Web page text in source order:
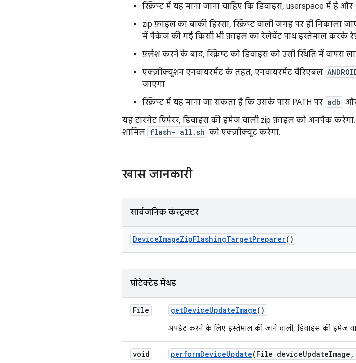
स्क्रिप्ट में यह माना जाना चाहिए कि डिवाइस, userspace में है और
zip फ़ाइल का बाकी हिस्सा, स्क्रिप्ट वाली जगह पर ही निकाला
में पैकेज की गई किसी भी फ़ाइल का रेलेवेंट पाथ इस्तेमाल करके
फ़्लैश करने के बाद, स्क्रिप्ट को डिवाइस को उसी स्थिति में वापस
एक्ज़ीक्यूशन एनवायरमेंट के तहत, एनवायरमेंट वैरिएबल
जाएगा
स्क्रिप्ट में यह माना जा सकता है कि उसके पास PATH पर adb
यह टारगेट प्रिपेरर, डिवाइस की इमेज वाली zip फ़ाइल को अनपैक
शामिल flash- all.sh को एक्ज़ीक्यूट करेगा.
खास जानकारी
सार्वजनिक कंस्ट्रक्टर
DeviceImageZipFlashingTargetPreparer()
प्रोटेक्टेड मेथड
File getDeviceUpdateImage()
अपडेट करने के लिए इस्तेमाल की जाने वाली, डिवाइस की इमेज
void performDeviceUpdate(File deviceUpdateImage ,